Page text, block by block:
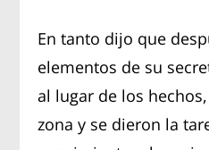
En tanto dijo que
elementos de su
al lugar de los
zona y se dieron la